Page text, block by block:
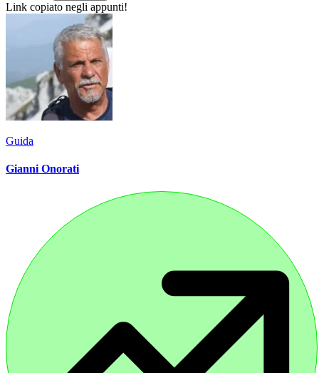
Link copiato negli appunti!
Guida
Gianni Onorati